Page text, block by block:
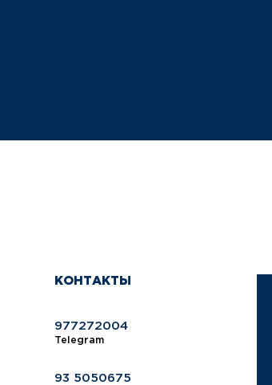
КОНТАКТЫ
977272004
Telegram
93 5050675